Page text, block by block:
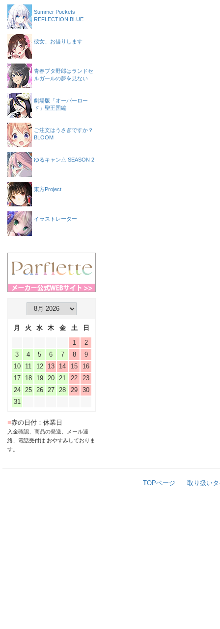
Summer Pockets
REFLECTION BLUE
彼女、お借りします
青春ブタ野郎はランドセ
ルガールの夢を見ない
劇場版「オーバーロー
ド」聖王国編
ご注文はうさぎですか？
BLOOM
ゆるキャン△ SEASON 2
東方Project
イラストレーター
月 火 水 木 金 土
日
1
2
3
4 5 6 7 8
9
10
11 12 13 14 15
16
17
18 19 20 21 22
23
24
25 26 27 28 29
30
31
■赤の日付：休業日
入金確認、商品の発送、メール連
絡、電話受付は おやすみしておりま
す。
TOPページ 取り扱い